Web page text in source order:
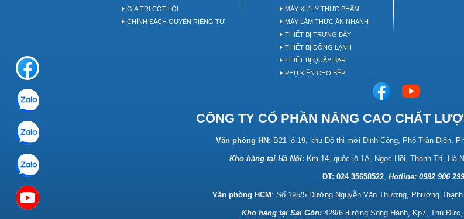
GIÁ TRỊ CỐT LÕI
CHÍNH SÁCH QUYỀN RIÊNG TƯ
MÁY XỬ LÝ THỰC PHẨM
MÁY LÀM THỨC ĂN NHANH
THIẾT BỊ TRƯNG BÀY
THIẾT BỊ ĐÔNG LẠNH
THIẾT BỊ QUẦY BAR
PHỤ KIỆN CHO BẾP
CÔNG TY CỔ PHẦN NÂNG CAO CHẤT
Văn phòng HN: B21 lô 19, khu Đô thị mới Định Công, Phố Trần Điền,
Kho hàng tại Hà Nội: Km 14, quốc lộ 1A, Ngọc Hồi, Thanh Trì, Hà
ĐT: 024 35658522, Hotline: 0982 906 299
Văn phòng HCM : Số 195/5 Đường Nguyễn Văn Thương, Phường
Kho hàng tại Sài Gòn: 429/6 đường Song Hành, Kp7, Thủ